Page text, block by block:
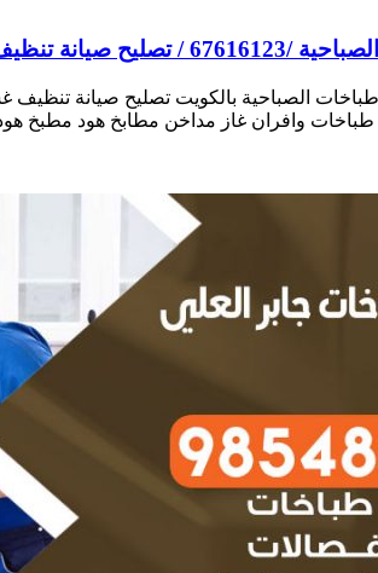
أفران غاز طباخ جولة
الصباحية بالكويت تصليح صيانة
وافران غاز مداخن مطابخ هود مطبخ